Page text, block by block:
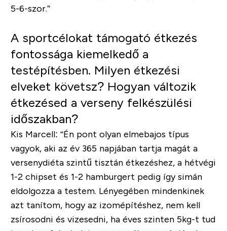
5-6-szor.”
A sportcélokat támogató étkezés
fontossága kiemelkedő a
testépítésben. Milyen étkezési
elveket követsz? Hogyan változik
étkezésed a verseny felkészülési
időszakban?
Kis Marcell: “Én pont olyan elmebajos típus
vagyok, aki az év 365 napjában tartja magát a
versenydiéta szintű tisztán étkezéshez, a hétvégi
1-2 chipset és 1-2 hamburgert pedig így simán
eldolgozza a testem. Lényegében mindenkinek
azt tanítom, hogy az izomépítéshez, nem kell
zsírosodni és vizesedni, ha éves szinten 5kg-t tud